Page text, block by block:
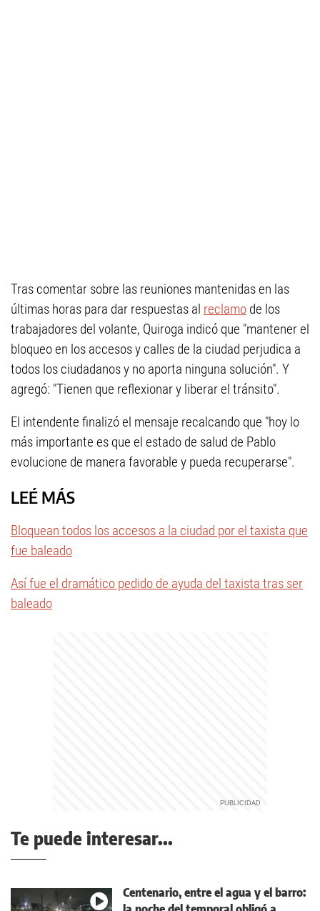
Tras comentar sobre las reuniones mantenidas en las
últimas horas para dar respuestas al reclamo de los
trabajadores del volante, Quiroga indicó que "mantener el
bloqueo en los accesos y calles de la ciudad perjudica a
todos los ciudadanos y no aporta ninguna solución". Y
agregó: "Tienen que reflexionar y liberar el tránsito".
El intendente finalizó el mensaje recalcando que "hoy lo
más importante es que el estado de salud de Pablo
evolucione de manera favorable y pueda recuperarse".
LEÉ MÁS
Bloquean todos los accesos a la ciudad por el taxista que
fue baleado
Así fue el dramático pedido de ayuda del taxista tras ser
baleado
Te puede interesar...
Centenario, entre el agua y el barro: